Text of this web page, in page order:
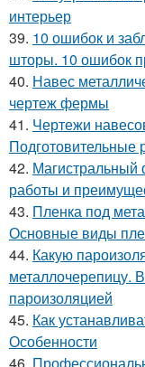
интерьер
39. 10 ошибок и
шторы. 10 ошибок
40. Навес
чертеж фермы
41. Чертежи
Подготовительные
42. Магистральный
работы и
43. Пленка под
Основные виды
44. Какую
металлочерепицу.
пароизоляцией
45. Как
Особенности
46.